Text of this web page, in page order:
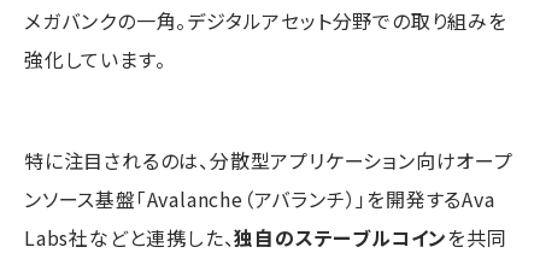
メガバンクの一角。デジタルアセット分野での取り組みを
強化しています。
特に注目されるのは、分散型アプリケーション向けオープ
ンソース基盤「Avalanche（アバランチ）」を開発するAva
Labs社などと連携した、独自のステーブルコインを共同